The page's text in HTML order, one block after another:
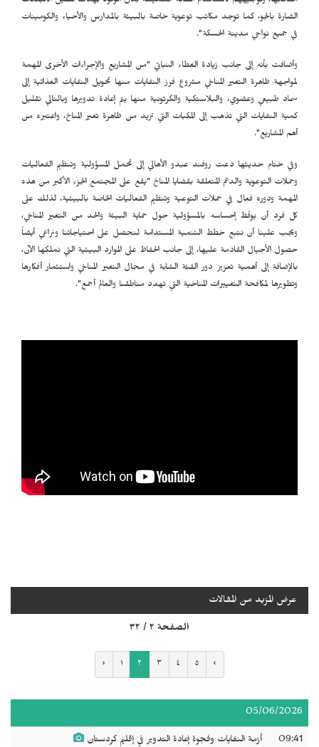
الضارة بالجو، كما توجد مكاتب توعوية خاصة بالبيئة بالمدارس والأحياء والكومينات
في جميع نواحي مدينة الحسكة".
وأضافت بأنه إلى جانب زيادة الغطاء النباتي "من المشاريع والإجراءات الأخرى المهمة
لمواجهة ظاهرة التغير المناخي مشروع فرز النفايات منها تحويل النفايات الغذائية إلى
سماد طبيعي وعضوي، والبلاستكية والكرتونية منها يتم إعادة تدويرها وبالتالي تقليل
كمية النفايات التي تذهب إلى المكبات التي تزيد من ظاهرة تغير المناخ، واعتبره من
أهم المشاريع".
وفي ختام حديثها دعت روفند عبدو الأهالي إلى تحمل المسؤولية وتنظيم الفعاليات
وحملات التوعوية والدعم المتعلقة بقضايا المناخ "يقع على المجتمع الجزء الأكبر من هذه
المهمة ودوره فعال في حملات التوعية وتنظيم الفعاليات الخاصة بالبيئية، لذلك على
كل فرد أن يوقظ إحساسه بالمسؤولية حول حماية البيئة والحد من التغير المناخي،
ويجب علينا أن نتبع خطط التنمية المستدامة لنحصل على احتياجاتنا ونراعي أيضاً
حصول الأجيال القادمة عليها، إلى جانب الحفاظ على الموارد البيئية التي نملكها الآن،
بالإضافة إلى أهمية تعزيز دور الفئة الشابة في مجال التغير المناخي واستثمار أفكارها
وتطويرها لمكافحة التغييرات المناخية التي تهدد مناطقنا والعالم أجمع".
عرض المزيد من المقالات
الصفحة ٢ / ٣٢
‹ ١ ٢ ٣ ٤ ٥ ›
05/06/2026
09:41 أزمة النفايات وفجوة إعادة التدوير في إقليم كردستان